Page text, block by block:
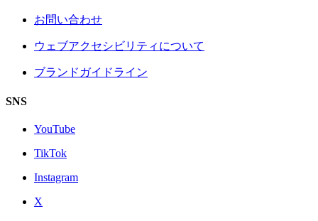
お問い合わせ
ウェブアクセシビリティについて
ブランドガイドライン
SNS
YouTube
TikTok
Instagram
X